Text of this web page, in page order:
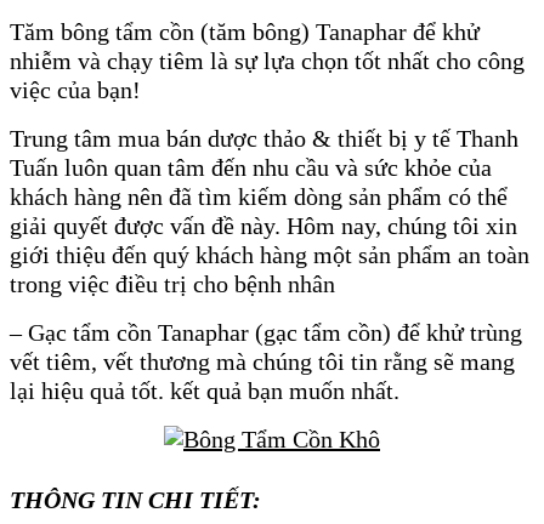
Tăm bông tẩm cồn (tăm bông) Tanaphar để khử
nhiễm và chạy tiêm là sự lựa chọn tốt nhất cho công
việc của bạn!
Trung tâm mua bán dược thảo & thiết bị y tế Thanh
Tuấn luôn quan tâm đến nhu cầu và sức khỏe của
khách hàng nên đã tìm kiếm dòng sản phẩm có thể
giải quyết được vấn đề này. Hôm nay, chúng tôi xin
giới thiệu đến quý khách hàng một sản phẩm an toàn
trong việc điều trị cho bệnh nhân
– Gạc tẩm cồn Tanaphar (gạc tẩm cồn) để khử trùng
vết tiêm, vết thương mà chúng tôi tin rằng sẽ mang
lại hiệu quả tốt. kết quả bạn muốn nhất.
THÔNG TIN CHI TIẾT: